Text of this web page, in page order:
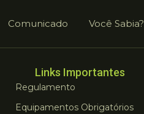
Comunicado Você Sabia?
Links Importantes
Regulamento
Equipamentos Obrigatórios